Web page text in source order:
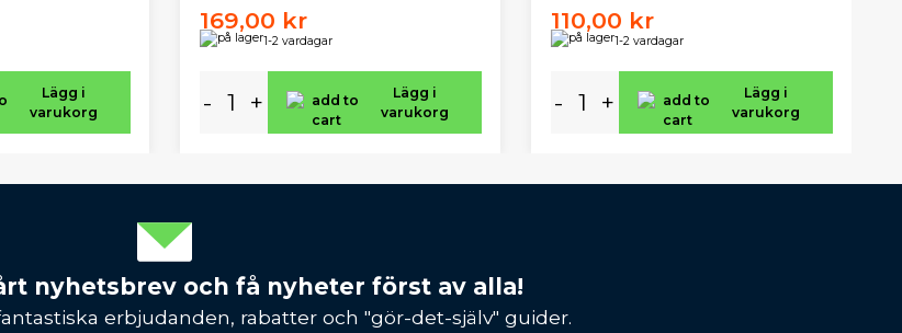
Lägg i
varukorg
169,00 kr
1-2 vardagar
- +
Lägg i
varukorg
110,00 kr
1-2 vardagar
- +
Lägg i
varukorg
nyhetsbrev och få nyheter först av alla!
erbjudanden, rabatter och "gör-det-själv" guider.